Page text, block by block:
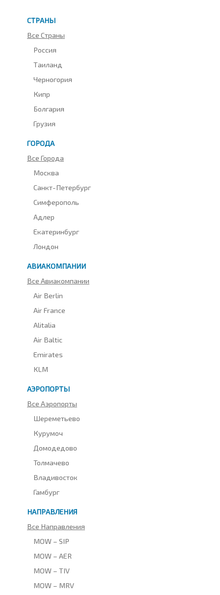
СТРАНЫ
Все Страны
Россия
Таиланд
Черногория
Кипр
Болгария
Грузия
ГОРОДА
Все Города
Москва
Санкт-Петербург
Симферополь
Адлер
Екатеринбург
Лондон
АВИАКОМПАНИИ
Все Авиакомпании
Air Berlin
Air France
Alitalia
Air Baltic
Emirates
KLM
АЭРОПОРТЫ
Все Аэропорты
Шереметьево
Курумоч
Домодедово
Толмачево
Владивосток
Гамбург
НАПРАВЛЕНИЯ
Все Направления
MOW – SIP
MOW – AER
MOW – TIV
MOW – MRV